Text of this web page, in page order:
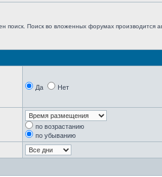
Поиск во вложенных форумах производится
Да Нет
по возрастанию
по убыванию